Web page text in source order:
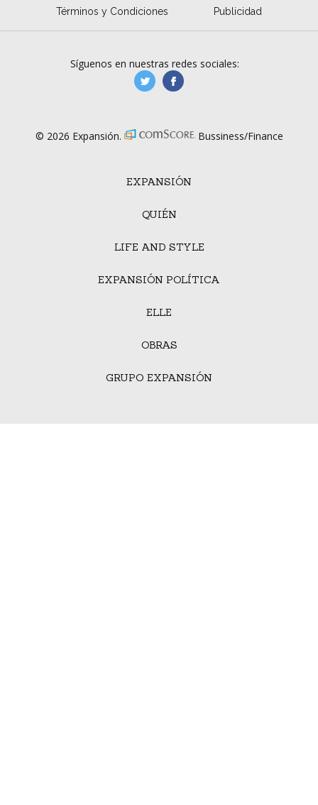
Términos y Condiciones Publicidad
EXPANSIÓN
QUIÉN
LIFE AND STYLE
EXPANSIÓN POLÍTICA
ELLE
OBRAS
GRUPO EXPANSIÓN
Síguenos en nuestras redes sociales:
manufacturaGE
© 2026 Expansión. Bussiness/Finance